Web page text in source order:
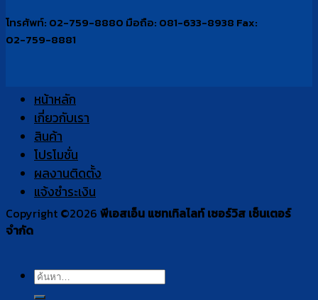
โทรศัพท์: 02-759-8880 มือถือ: 081-633-8938 Fax:
02-759-8881
หน้าหลัก
เกี่ยวกับเรา
สินค้า
โปรโมชั่น
ผลงานติดตั้ง
แจ้งชำระเงิน
Copyright ©2026 พีเอสเอ็น แซทเทิลไลท์ เซอร์วิส เซ็นเตอร์
จำกัด
ค้นหา: